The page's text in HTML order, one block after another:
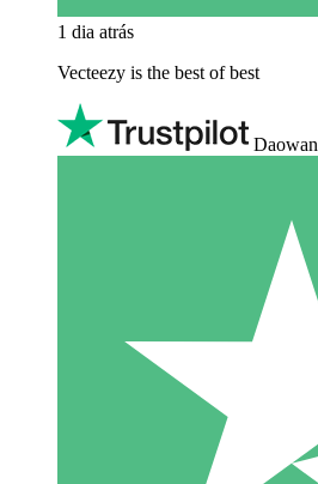
1 dia atrás
Vecteezy is the best of best